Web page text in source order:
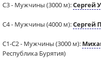
С3 - Мужчины (3000 м):Сергей
С4 - Мужчины (4000 м):Сергей
С1-С2 - Мужчины (3000 м):
Республика Бурятия)